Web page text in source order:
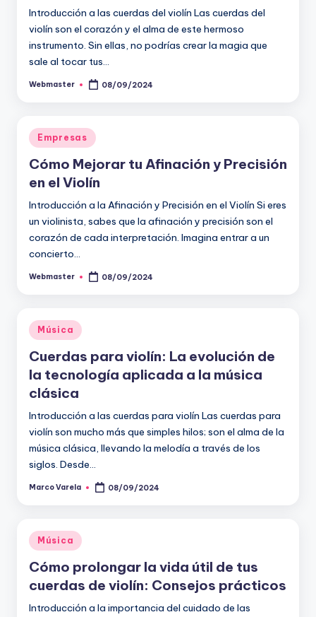
Introducción a las cuerdas del violín Las cuerdas del
violín son el corazón y el alma de este hermoso
instrumento. Sin ellas, no podrías crear la magia que
sale al tocar tus…
Publicado
Webmaster 08/09/2024
Publicado
en
Empresas
Cómo Mejorar tu Afinación y Precisión
en el Violín
Introducción a la Afinación y Precisión en el Violín Si eres
un violinista, sabes que la afinación y precisión son el
corazón de cada interpretación. Imagina entrar a un
concierto…
Publicado
Webmaster 08/09/2024
Publicado
en
Música
Cuerdas para violín: La evolución de
la tecnología aplicada a la música
clásica
Introducción a las cuerdas para violín Las cuerdas para
violín son mucho más que simples hilos; son el alma de la
música clásica, llevando la melodía a través de los
siglos. Desde…
Publicado
Marco Varela 08/09/2024
Publicado
en
Música
Cómo prolongar la vida útil de tus
cuerdas de violín: Consejos prácticos
Introducción a la importancia del cuidado de las